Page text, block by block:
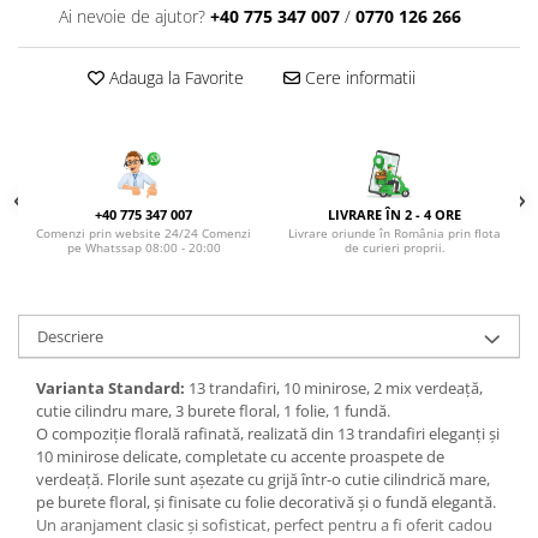
DE TRANDAFIRI ROZ
DE TRANDAFIRI ROȘII
Ai nevoie de ajutor? +40 775 347 007 / 0770 126 266
Adauga la Favorite Cere informatii
+40 775 347 007
Comenzi prin website 24/24 Comenzi
pe Whatssap 08:00 - 20:00
LIVRARE ÎN 2 - 4 ORE
Livrare oriunde în România prin flota
de curieri proprii.
Descriere
Varianta Standard: 13 trandafiri, 10 minirose, 2 mix verdeață,
cutie cilindru mare, 3 burete floral, 1 folie, 1 fundă.
O compoziție florală rafinată, realizată din 13 trandafiri eleganți și
10 minirose delicate, completate cu accente proaspete de
verdeață. Florile sunt așezate cu grijă într-o cutie cilindrică mare,
pe burete floral, și finisate cu folie decorativă și o fundă elegantă.
Un aranjament clasic și sofisticat, perfect pentru a fi oferit cadou